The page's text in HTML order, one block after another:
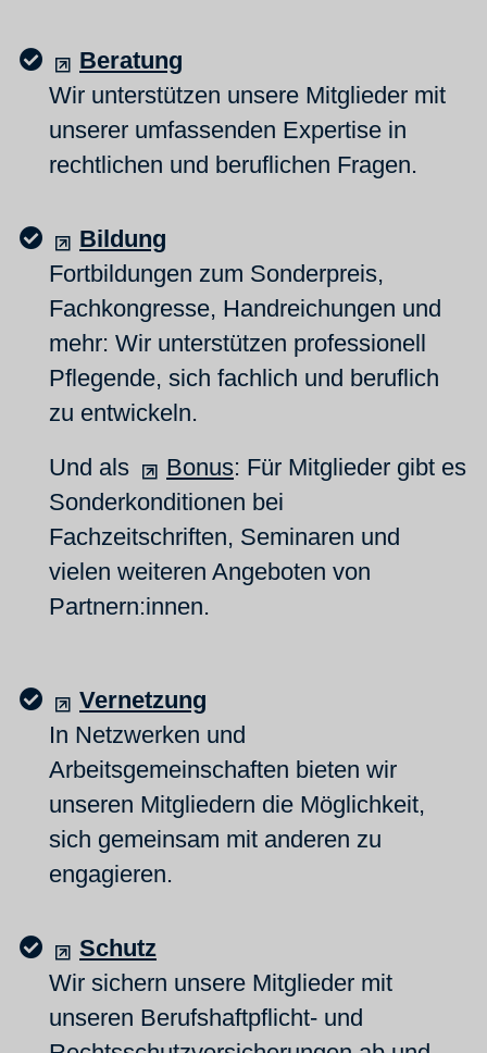
Beratung
Wir unterstützen unsere Mitglieder mit
unserer umfassenden Expertise in
rechtlichen und beruflichen Fragen.
Bildung
Fortbildungen zum Sonderpreis,
Fachkongresse, Handreichungen und
mehr: Wir unterstützen professionell
Pflegende, sich fachlich und beruflich
zu entwickeln.
Und als
Bonus: Für Mitglieder gibt es
Sonderkonditionen bei
Fachzeitschriften, Seminaren und
vielen weiteren Angeboten von
Partnern:innen.
Vernetzung
In Netzwerken und
Arbeitsgemeinschaften bieten wir
unseren Mitgliedern die Möglichkeit,
sich gemeinsam mit anderen zu
engagieren.
Schutz
Wir sichern unsere Mitglieder mit
unseren Berufshaftpflicht- und